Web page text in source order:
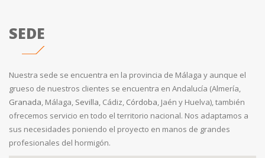
SEDE
Nuestra sede se encuentra en la provincia de Málaga y aunque el
grueso de nuestros clientes se encuentra en Andalucía (Almería,
Granada, Málaga, Sevilla, Cádiz, Córdoba, Jaén y Huelva), también
ofrecemos servicio en todo el territorio nacional. Nos adaptamos a
sus necesidades poniendo el proyecto en manos de grandes
profesionales del hormigón.